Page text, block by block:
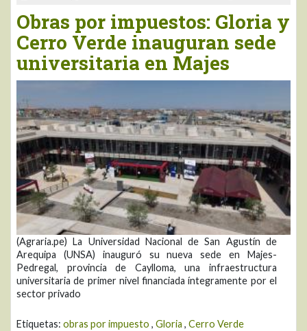
Obras por impuestos: Gloria y
Cerro Verde inauguran sede
universitaria en Majes
(Agraria.pe) La Universidad Nacional de San Agustín de
Arequipa (UNSA) inauguró su nueva sede en Majes-
Pedregal, provincia de Caylloma, una infraestructura
universitaria de primer nivel financiada íntegramente por el
sector privado
Etiquetas: obras por impuesto , Gloria , Cerro Verde